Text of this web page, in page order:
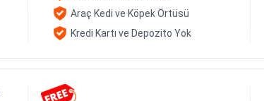
Araç Kedi ve Köpek Örtüsü
Kredi Kartı ve Depozito Yok